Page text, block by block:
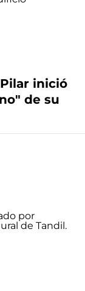
inició
de su